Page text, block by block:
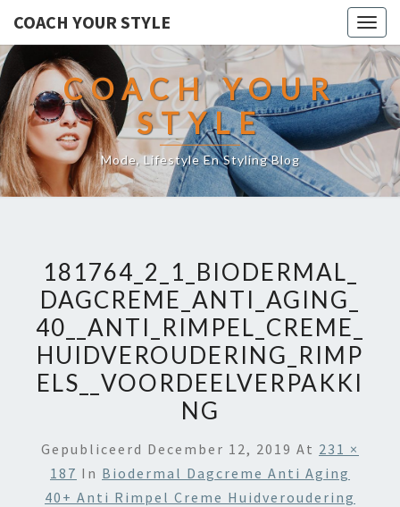
COACH YOUR STYLE
COACH YOUR
STYLE
Mode, Lifestyle En Styling Blog
181764_2_1_BIODERMAL_
DAGCREME_ANTI_AGING_
40__ANTI_RIMPEL_CREME_
HUIDVEROUDERING_RIMP
ELS__VOORDEELVERPAKKI
NG
Gepubliceerd December 12, 2019 At 231 ×
187 In Biodermal Dagcreme Anti Aging
40+ Anti Rimpel Creme Huidveroudering